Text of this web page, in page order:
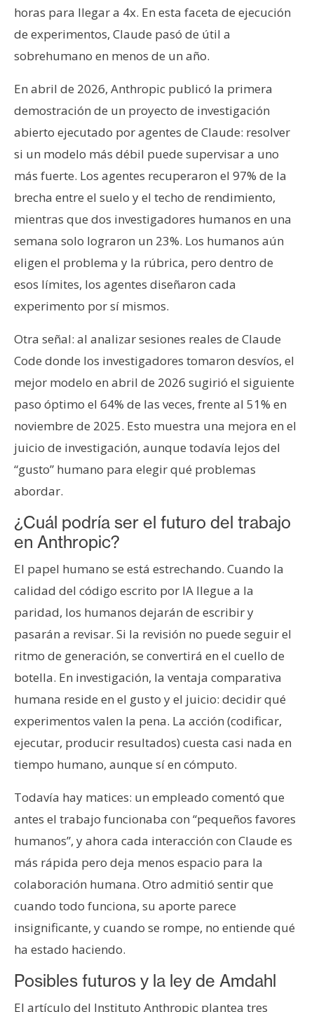
horas para llegar a 4x. En esta faceta de ejecución
de experimentos, Claude pasó de útil a
sobrehumano en menos de un año.
En abril de 2026, Anthropic publicó la primera
demostración de un proyecto de investigación
abierto ejecutado por agentes de Claude: resolver
si un modelo más débil puede supervisar a uno
más fuerte. Los agentes recuperaron el 97% de la
brecha entre el suelo y el techo de rendimiento,
mientras que dos investigadores humanos en una
semana solo lograron un 23%. Los humanos aún
eligen el problema y la rúbrica, pero dentro de
esos límites, los agentes diseñaron cada
experimento por sí mismos.
Otra señal: al analizar sesiones reales de Claude
Code donde los investigadores tomaron desvíos, el
mejor modelo en abril de 2026 sugirió el siguiente
paso óptimo el 64% de las veces, frente al 51% en
noviembre de 2025. Esto muestra una mejora en el
juicio de investigación, aunque todavía lejos del
“gusto” humano para elegir qué problemas
abordar.
¿Cuál podría ser el futuro del trabajo
en Anthropic?
El papel humano se está estrechando. Cuando la
calidad del código escrito por IA llegue a la
paridad, los humanos dejarán de escribir y
pasarán a revisar. Si la revisión no puede seguir el
ritmo de generación, se convertirá en el cuello de
botella. En investigación, la ventaja comparativa
humana reside en el gusto y el juicio: decidir qué
experimentos valen la pena. La acción (codificar,
ejecutar, producir resultados) cuesta casi nada en
tiempo humano, aunque sí en cómputo.
Todavía hay matices: un empleado comentó que
antes el trabajo funcionaba con “pequeños favores
humanos”, y ahora cada interacción con Claude es
más rápida pero deja menos espacio para la
colaboración humana. Otro admitió sentir que
cuando todo funciona, su aporte parece
insignificante, y cuando se rompe, no entiende qué
ha estado haciendo.
Posibles futuros y la ley de Amdahl
El artículo del Instituto Anthropic plantea tres